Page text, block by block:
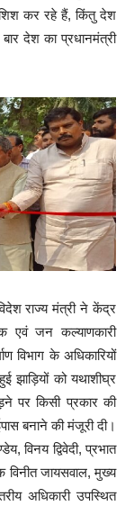
कर रहे हैं, किंतु देश
देश का प्रधानमंत्री
राज्य मंत्री ने केंद्र
एवं जन कल्याणकारी
विभाग के अधिकारियों
झाड़ियों को यथाशीघ्र
पर किसी प्रकार की
बनाने की मंजूरी दी।
विनय द्विवेदी, प्रभात
विनीत जायसवाल, मुख्य
अधिकारी उपस्थित